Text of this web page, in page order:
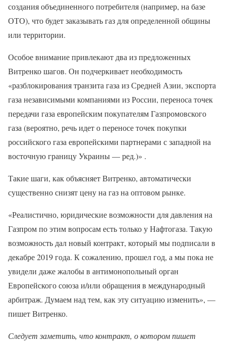
создания объединенного потребителя (например, на базе
ОТО), что будет заказывать газ для определенной общины
или территории.
Особое внимание привлекают два из предложенных
Витренко шагов. Он подчеркивает необходимость
«разблокирования транзита газа из Средней Азии, экспорта
газа независимыми компаниями из России, переноса точек
передачи газа европейским покупателям Газпромовского
газа (вероятно, речь идет о переносе точек покупки
российского газа европейскими партнерами с западной на
восточную границу Украины — ред.)» .
Такие шаги, как объясняет Витренко, автоматически
существенно снизят цену на газ на оптовом рынке.
«Реалистично, юридические возможности для давления на
Газпром по этим вопросам есть только у Нафтогаза. Такую
возможность дал новый контракт, который мы подписали в
декабре 2019 года. К сожалению, прошел год, а мы пока не
увидели даже жалобы в антимонопольный орган
Европейского союза и/или обращения в международный
арбитраж. Думаем над тем, как эту ситуацию изменить», —
пишет Витренко.
Следует заметить, что контракт, о котором пишет